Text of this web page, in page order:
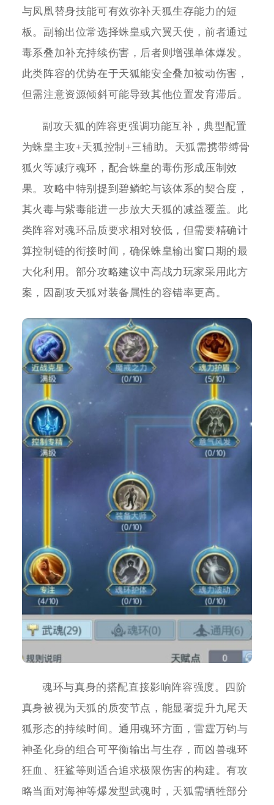
与凤凰替身技能可有效弥补天狐生存能力的短
板。副输出位常选择蛛皇或六翼天使，前者通过
毒系叠加补充持续伤害，后者则增强单体爆发。
此类阵容的优势在于天狐能安全叠加被动伤害，
但需注意资源倾斜可能导致其他位置发育滞后。
副攻天狐的阵容更强调功能互补，典型配置
为蛛皇主攻+天狐控制+三辅助。天狐需携带缚骨
狐火等减疗魂环，配合蛛皇的毒伤形成压制效
果。攻略中特别提到碧鳞蛇与该体系的契合度，
其火毒与紫毒能进一步放大天狐的减益覆盖。此
类阵容对魂环品质要求相对较低，但需要精确计
算控制链的衔接时间，确保蛛皇输出窗口期的最
大化利用。部分攻略建议中高战力玩家采用此方
案，因副攻天狐对装备属性的容错率更高。
魂环与真身的搭配直接影响阵容强度。四阶
真身被视为天狐的质变节点，能显著提升九尾天
狐形态的持续时间。通用魂环方面，雷霆万钧与
神圣化身的组合可平衡输出与生存，而凶兽魂环
狂血、狂鲨等则适合追求极限伤害的构建。有攻
略当面对海神等爆发型武魂时，天狐需牺牲部分